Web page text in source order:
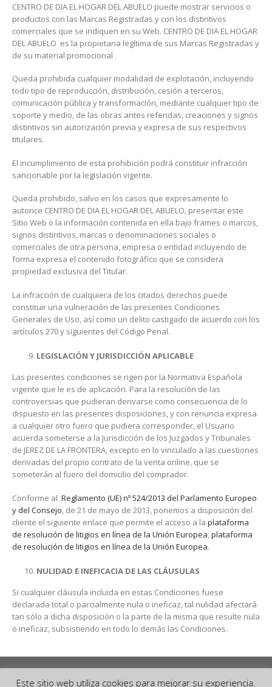
CENTRO DE DIA EL HOGAR DEL ABUELO puede mostrar servicios o
productos con las Marcas Registradas y con los distintivos
comerciales que se indiquen en su Web. CENTRO DE DIA EL HOGAR
DEL ABUELO es la propietaria legítima de sus Marcas Registradas y
de su material promocional .
Queda prohibida cualquier modalidad de explotación, incluyendo
todo tipo de reproducción, distribución, cesión a terceros,
comunicación pública y transformación, mediante cualquier tipo de
soporte y medio, de las obras antes referidas, creaciones y signos
distintivos sin autorización previa y expresa de sus respectivos
titulares.
El incumplimiento de esta prohibición podrá constituir infracción
sancionable por la legislación vigente.
Queda prohibido, salvo en los casos que expresamente lo
autorice CENTRO DE DIA EL HOGAR DEL ABUELO, presentar este
Sitio Web o la información contenida en ella bajo frames o marcos,
signos distintivos, marcas o denominaciones sociales o
comerciales de otra persona, empresa o entidad incluyendo de
forma expresa el contenido fotográfico que se considera
propiedad exclusiva del Titular.
La infracción de cualquiera de los citados derechos puede
constituir una vulneración de las presentes Condiciones
Generales de Uso, así como un delito castigado de acuerdo con los
artículos 270 y siguientes del Código Penal.
LEGISLACIÓN Y JURISDICCIÓN APLICABLE
Las presentes condiciones se rigen por la Normativa Española
vigente que le es de aplicación. Para la resolución de las
controversias que pudieran derivarse como consecuencia de lo
dispuesto en las presentes disposiciones, y con renuncia expresa
a cualquier otro fuero que pudiera corresponder, el Usuario
acuerda someterse a la Jurisdicción de los Juzgados y Tribunales
de JEREZ DE LA FRONTERA, excepto en lo vinculado a las cuestiones
derivadas del propio contrato de la venta online, que se
someterán al fuero del domicilio del comprador.
Conforme al Reglamento (UE) nº 524/2013 del Parlamento Europeo
y del Consejo, de 21 de mayo de 2013, ponemos a disposición del
cliente el siguiente enlace que permite el acceso a la plataforma
de resolución de litigios en línea de la Unión Europea,plataforma
de resolución de litigios en línea de la Unión Europea.
NULIDAD E INEFICACIA DE LAS CLÁUSULAS
Si cualquier cláusula incluida en estas Condiciones fuese
declarada total o parcialmente nula o ineficaz, tal nulidad afectará
tan sólo a dicha disposición o la parte de la misma que resulte nula
o ineficaz, subsistiendo en todo lo demás las Condiciones.
Este sitio web utiliza cookies para mejorar su experiencia.